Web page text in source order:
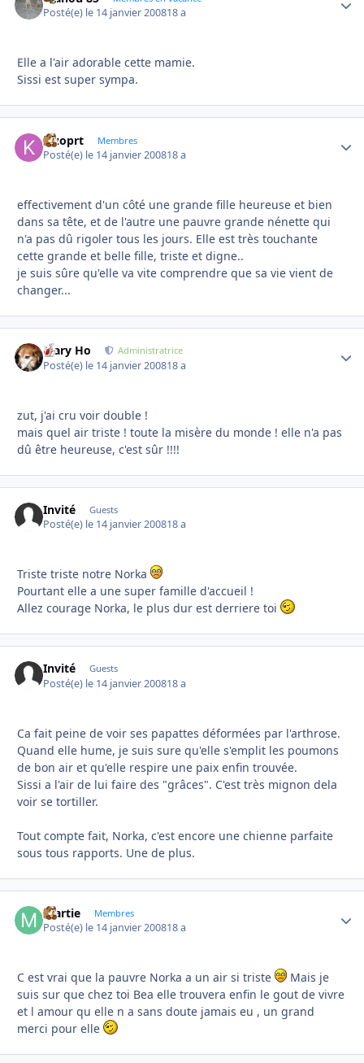
Posté(e) le 14 janvier 200818 a
Elle a l'air adorable cette mamie.
Sissi est super sympa.
kizoprt Membres
Posté(e) le 14 janvier 200818 a
effectivement d'un côté une grande fille heureuse et bien
dans sa tête, et de l'autre une pauvre grande nénette qui
n'a pas dû rigoler tous les jours. Elle est très touchante
cette grande et belle fille, triste et digne..
je suis sûre qu'elle va vite comprendre que sa vie vient de
changer...
Mary Ho Administratrice
Posté(e) le 14 janvier 200818 a
zut, j'ai cru voir double !
mais quel air triste ! toute la misère du monde ! elle n'a pas
dû être heureuse, c'est sûr !!!!
Invité Guests
Posté(e) le 14 janvier 200818 a
Triste triste notre Norka
Pourtant elle a une super famille d'accueil !
Allez courage Norka, le plus dur est derriere toi
Invité Guests
Posté(e) le 14 janvier 200818 a
Ca fait peine de voir ses papattes déformées par l'arthrose.
Quand elle hume, je suis sure qu'elle s'emplit les poumons
de bon air et qu'elle respire une paix enfin trouvée.
Sissi a l'air de lui faire des "grâces". C'est très mignon dela
voir se tortiller.
Tout compte fait, Norka, c'est encore une chienne parfaite
sous tous rapports. Une de plus.
martie Membres
Posté(e) le 14 janvier 200818 a
C est vrai que la pauvre Norka a un air si triste
Mais je
suis sur que chez toi Bea elle trouvera enfin le gout de vivre
et l amour qu elle n a sans doute jamais eu , un grand
merci pour elle